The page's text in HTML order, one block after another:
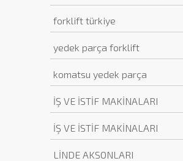
forklift türkiye
yedek parça forklift
komatsu yedek parça
İŞ VE İSTİF MAKİNALARI
İŞ VE İSTİF MAKİNALARI
LİNDE AKSONLARI